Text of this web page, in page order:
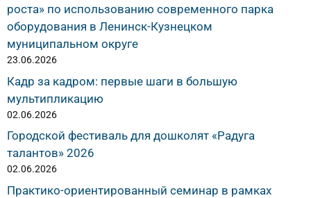
роста» по использованию современного парка
оборудования в Ленинск-Кузнецком
муниципальном округе
23.06.2026
Кадр за кадром: первые шаги в большую
мультипликацию
02.06.2026
Городской фестиваль для дошколят «Радуга
талантов» 2026
02.06.2026
Практико-ориентированный семинар в рамках